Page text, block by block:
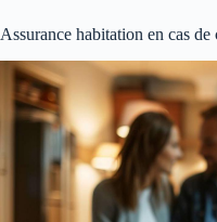
Assurance habitation en cas de